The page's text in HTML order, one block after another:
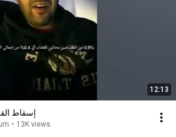
12:13
إسقاط
• 13K views